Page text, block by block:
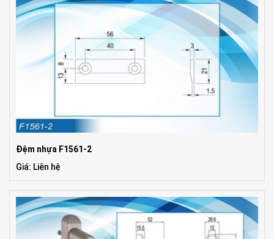
Đệm nhựa F1561-2
Giá: Liên hệ